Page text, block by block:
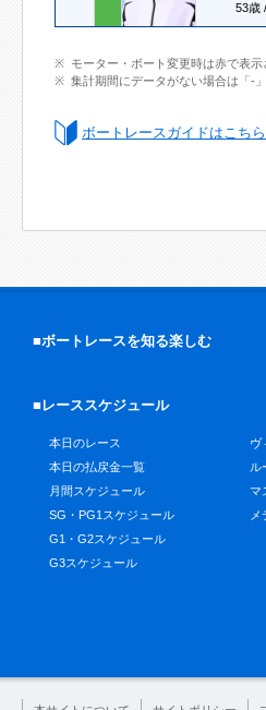
53歳
モーター・ボート変更時は赤で表示
集計期間にデータがない場合は「-
ボートレースガイドはこちら
■ボートレースを知る楽しむ
■レーススケジュール
本日のレース
本日の払戻金一覧
月間スケジュール
SG・PG1スケジュール
G1・G2スケジュール
G3スケジュール
ヴ
ル
マ
メ